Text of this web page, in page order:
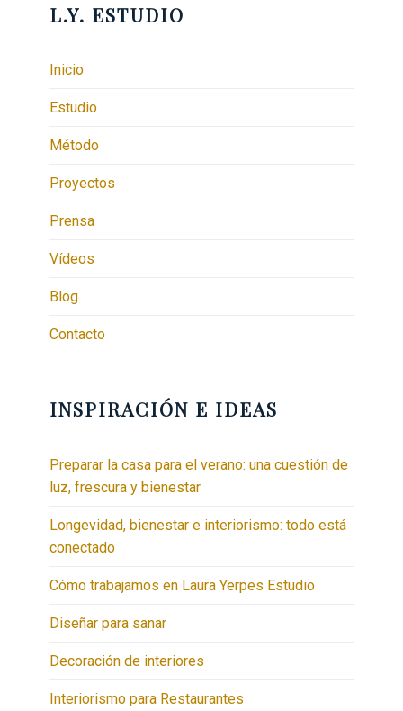
L.Y. ESTUDIO
Inicio
Estudio
Método
Proyectos
Prensa
Vídeos
Blog
Contacto
INSPIRACIÓN E IDEAS
Preparar la casa para el verano: una cuestión de
luz, frescura y bienestar
Longevidad, bienestar e interiorismo: todo está
conectado
Cómo trabajamos en Laura Yerpes Estudio
Diseñar para sanar
Decoración de interiores
Interiorismo para Restaurantes